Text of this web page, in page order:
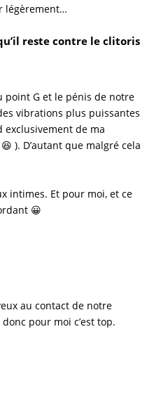
légèrement…
reste contre le clitoris
point G et le pénis de notre
vibrations plus puissantes
exclusivement de ma
). D’autant que malgré cela
intimes. Et pour moi, et ce
😀
au contact de notre
pour moi c’est top.